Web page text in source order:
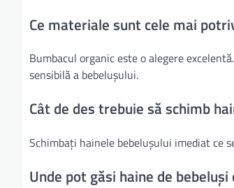
Ce materiale sunt cele mai
Bumbacul organic este o alegere
sensibilă a bebelușului.
Cât de des trebuie să schimb
Schimbați hainele bebelușului imediat ce
Unde pot găsi haine de